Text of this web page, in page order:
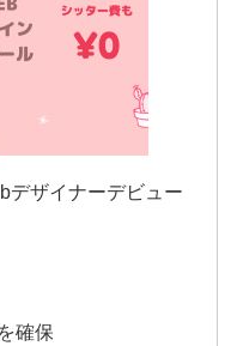
デザイナーデビュー
確保